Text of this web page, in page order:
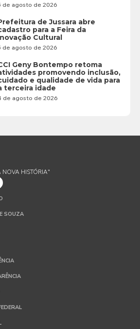
de agosto de 2026
de Jussara abre
para a Feira da
Cultural
de agosto de 2026
Geny Bontempo retoma
promovendo inclusão,
e qualidade de vida para
terceira idade
de agosto de 2026
HISTÓRIA"
SOUZA